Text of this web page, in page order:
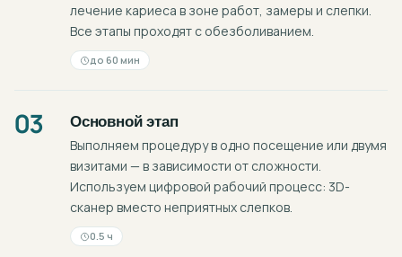
лечение кариеса в зоне работ, замеры и слепки.
Все этапы проходят с обезболиванием.
до 60 мин
03 Основной этап
Выполняем процедуру в одно посещение или двумя
визитами — в зависимости от сложности.
Используем цифровой рабочий процесс: 3D-
сканер вместо неприятных слепков.
0.5 ч